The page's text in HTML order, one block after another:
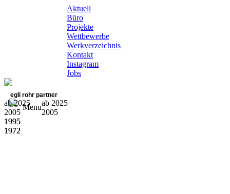
Aktuell
Büro
Projekte
Wettbewerbe
Werkverzeichnis
Kontakt
Instagram
Jobs
egli rohr partner
Menu
ab 2025
2005
1995
1972
ab 2025
2005
1995
1972